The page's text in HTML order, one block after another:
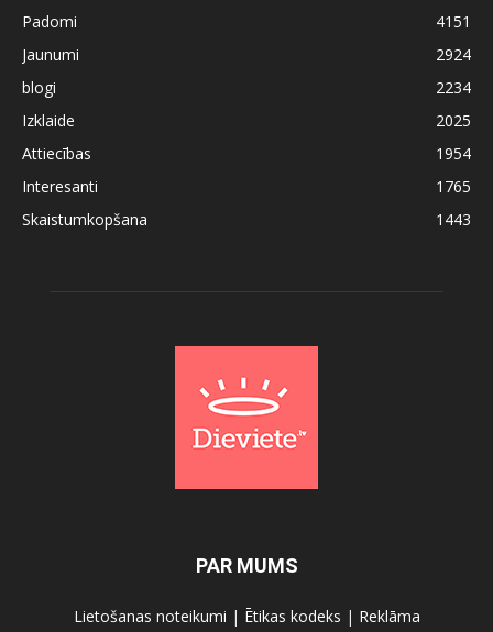
Padomi
4151
Jaunumi
2924
blogi
2234
Izklaide
2025
Attiecības
1954
Interesanti
1765
Skaistumkopšana
1443
PAR MUMS
Lietošanas noteikumi | Ētikas kodeks | Reklāma